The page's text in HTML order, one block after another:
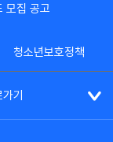
모집 공고
청소년보호정책
기